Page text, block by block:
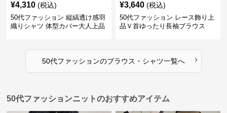
¥4,310 (税込)
50代ファッション 縦縞透け感羽
織りシャツ 体型カバー大人上品
¥3,640 (税込)
50代ファッション レース飾り上
品Ｖ首ゆったり長袖ブラウス
50代ファッションのブラウス・シャツ一覧へ ›
50代ファッションニットのおすすめアイテム